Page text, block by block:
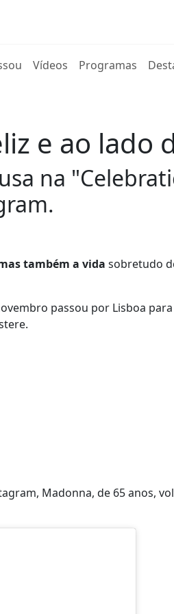
Vídeos Programas
e ao lado
na
também a vida sobretudo
passou por Lisboa
Madonna, de 65 anos,